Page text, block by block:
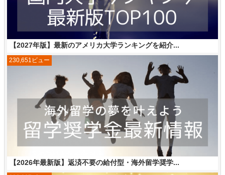
【2027年版】最新のアメリカ大学ランキングを紹介...
【2026年最新版】返済不要の給付型・海外留学奨学...
230,651ビュー